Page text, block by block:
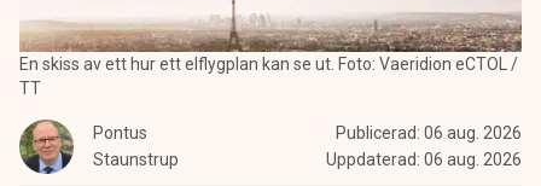
En skiss av ett hur ett elflygplan kan se ut. Foto: Vaeridion eCTOL /
TT
Pontus
Staunstrup
Publicerad: 06 aug. 2026
Uppdaterad: 06 aug. 2026